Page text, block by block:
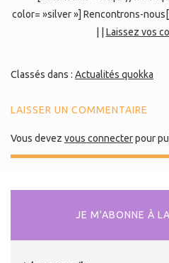
color= »silver »] Rencontrons-
Laissez vos
Classés dans : Actualités quokka
LAISSER UN COMMENTAIRE
Vous devez vous connecterpour
JE M'ABONNE À